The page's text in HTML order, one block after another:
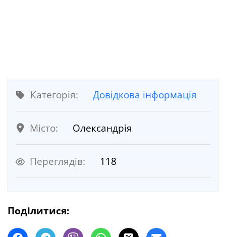
Категорія: Довідкова інформація
Місто: Олександрія
Переглядів: 118
Поділитися: